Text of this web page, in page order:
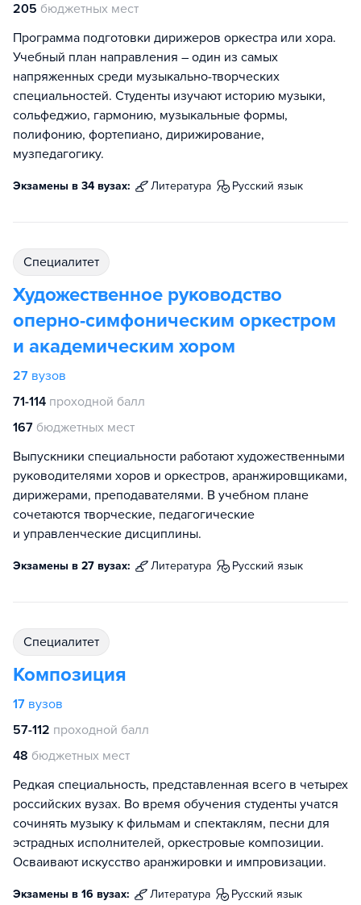
205 бюджетных мест
Программа подготовки дирижеров оркестра или хора.
Учебный план направления – один из самых
напряженных среди музыкально-творческих
специальностей. Студенты изучают историю музыки,
сольфеджио, гармонию, музыкальные формы,
полифонию, фортепиано, дирижирование,
музпедагогику.
Экзамены в 34 вузах: литература русский язык
специалитет
Художественное руководство
оперно-симфоническим оркестром
и академическим хором
27 вузов
71-114 проходной балл
167 бюджетных мест
Выпускники специальности работают художественными
руководителями хоров и оркестров, аранжировщиками,
дирижерами, преподавателями. В учебном плане
сочетаются творческие, педагогические
и управленческие дисциплины.
Экзамены в 27 вузах: литература русский язык
специалитет
Композиция
17 вузов
57-112 проходной балл
48 бюджетных мест
Редкая специальность, представленная всего в четырех
российских вузах. Во время обучения студенты учатся
сочинять музыку к фильмам и спектаклям, песни для
эстрадных исполнителей, оркестровые композиции.
Осваивают искусство аранжировки и импровизации.
Экзамены в 16 вузах: литература
русский язык